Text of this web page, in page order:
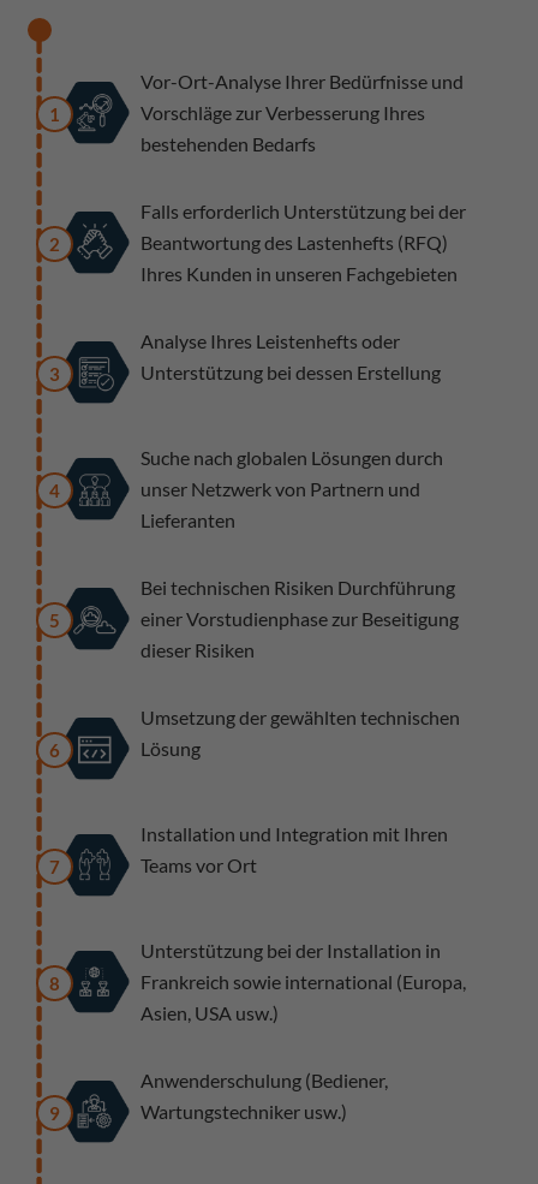
1
Vor-Ort-Analyse Ihrer Bedürfnisse und
Vorschläge zur Verbesserung Ihres
bestehenden Bedarfs
2
Falls erforderlich Unterstützung bei der
Beantwortung des Lastenhefts (RFQ)
Ihres Kunden in unseren Fachgebieten
3
Analyse Ihres Leistenhefts oder
Unterstützung bei dessen Erstellung
4
Suche nach globalen Lösungen durch
unser Netzwerk von Partnern und
Lieferanten
5
Bei technischen Risiken Durchführung
einer Vorstudienphase zur Beseitigung
dieser Risiken
6
Umsetzung der gewählten technischen
Lösung
7
Installation und Integration mit Ihren
Teams vor Ort
8
Unterstützung bei der Installation in
Frankreich sowie international (Europa,
Asien, USA usw.)
9
Anwenderschulung (Bediener,
Wartungstechniker usw.)